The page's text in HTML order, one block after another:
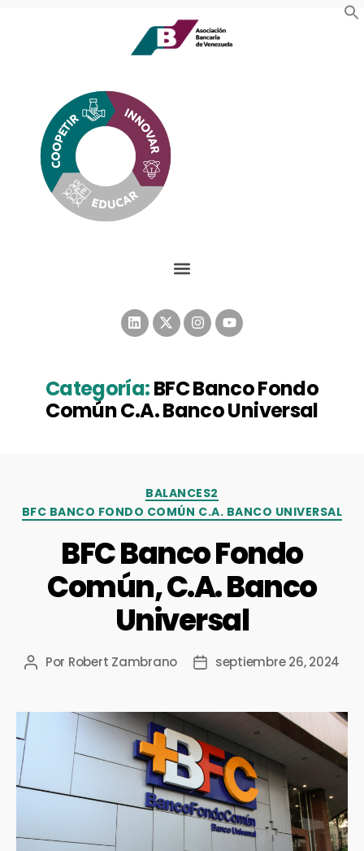
Categoría:BFC Banco Fondo
Común C.A. Banco Universal
BALANCES2
BFC BANCO FONDO COMÚN C.A. BANCO UNIVERSAL
BFC Banco Fondo
Común, C.A. Banco
Universal
Por Robert Zambrano septiembre 26, 2024